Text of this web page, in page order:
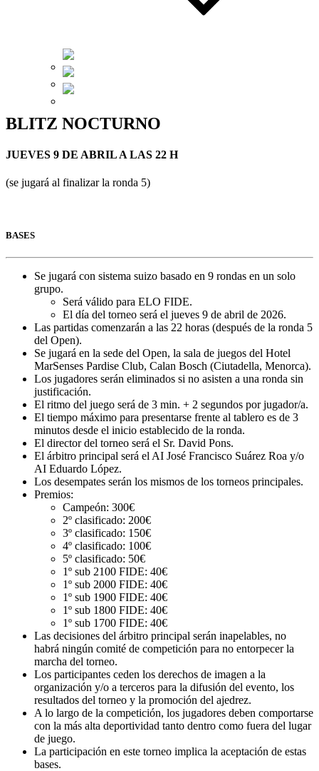
BLITZ NOCTURNO
JUEVES 9 DE ABRIL A LAS 22 H
(se jugará al finalizar la ronda 5)
BASES
Se jugará con sistema suizo basado en 9 rondas en un solo
grupo.
Será válido para ELO FIDE.
El día del torneo será el jueves 9 de abril de 2026.
Las partidas comenzarán a las 22 horas (después de la ronda 5
del Open).
Se jugará en la sede del Open, la sala de juegos del Hotel
MarSenses Pardise Club, Calan Bosch (Ciutadella, Menorca).
Los jugadores serán eliminados si no asisten a una ronda sin
justificación.
El ritmo del juego será de 3 min. + 2 segundos por jugador/a.
El tiempo máximo para presentarse frente al tablero es de 3
minutos desde el inicio establecido de la ronda.
El director del torneo será el Sr. David Pons.
El árbitro principal será el AI José Francisco Suárez Roa y/o
AI Eduardo López.
Los desempates serán los mismos de los torneos principales.
Premios:
Campeón: 300€
2º clasificado: 200€
3º clasificado: 150€
4º clasificado: 100€
5º clasificado: 50€
1º sub 2100 FIDE: 40€
1º sub 2000 FIDE: 40€
1º sub 1900 FIDE: 40€
1º sub 1800 FIDE: 40€
1º sub 1700 FIDE: 40€
Las decisiones del árbitro principal serán inapelables, no
habrá ningún comité de competición para no entorpecer la
marcha del torneo.
Los participantes ceden los derechos de imagen a la
organización y/o a terceros para la difusión del evento, los
resultados del torneo y la promoción del ajedrez.
A lo largo de la competición, los jugadores deben comportarse
con la más alta deportividad tanto dentro como fuera del lugar
de juego.
La participación en este torneo implica la aceptación de estas
bases.